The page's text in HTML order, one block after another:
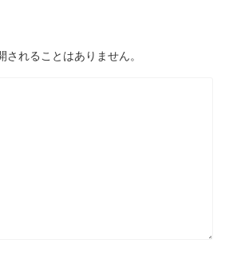
されることはありません。